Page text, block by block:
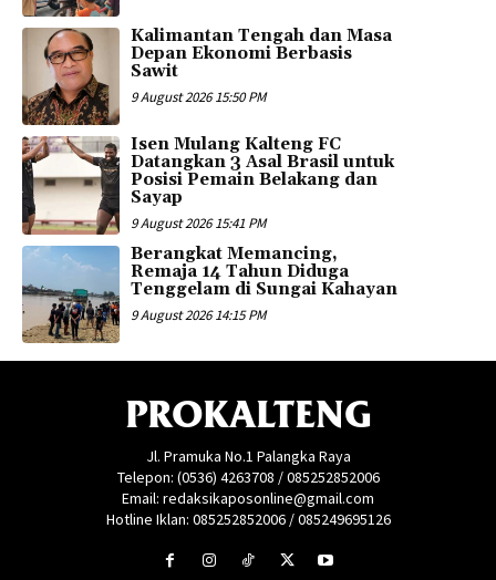
Kalimantan Tengah dan Masa
Depan Ekonomi Berbasis
Sawit
9 August 2026 15:50 PM
Isen Mulang Kalteng FC
Datangkan 3 Asal Brasil untuk
Posisi Pemain Belakang dan
Sayap
9 August 2026 15:41 PM
Berangkat Memancing,
Remaja 14 Tahun Diduga
Tenggelam di Sungai Kahayan
9 August 2026 14:15 PM
PROKALTENG
Jl. Pramuka No.1 Palangka Raya
Telepon: (0536) 4263708 / 085252852006
Email: redaksikaposonline@gmail.com
Hotline Iklan: 085252852006 / 085249695126